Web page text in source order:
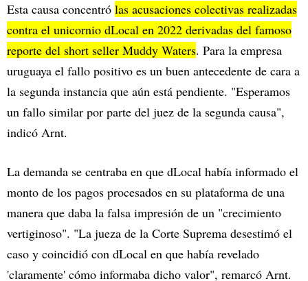
Esta causa concentró las acusaciones colectivas realizadas
contra el unicornio dLocal en 2022 derivadas del famoso
reporte del short seller Muddy Waters. Para la empresa
uruguaya el fallo positivo es un buen antecedente de cara a
la segunda instancia que aún está pendiente. "Esperamos
un fallo similar por parte del juez de la segunda causa",
indicó Arnt.
La demanda se centraba en que dLocal había informado el
monto de los pagos procesados en su plataforma de una
manera que daba la falsa impresión de un "crecimiento
vertiginoso". "La jueza de la Corte Suprema desestimó el
caso y coincidió con dLocal en que había revelado
'claramente' cómo informaba dicho valor", remarcó Arnt.